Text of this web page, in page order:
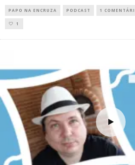
PAPO NA ENCRUZA PODCAST 1
1